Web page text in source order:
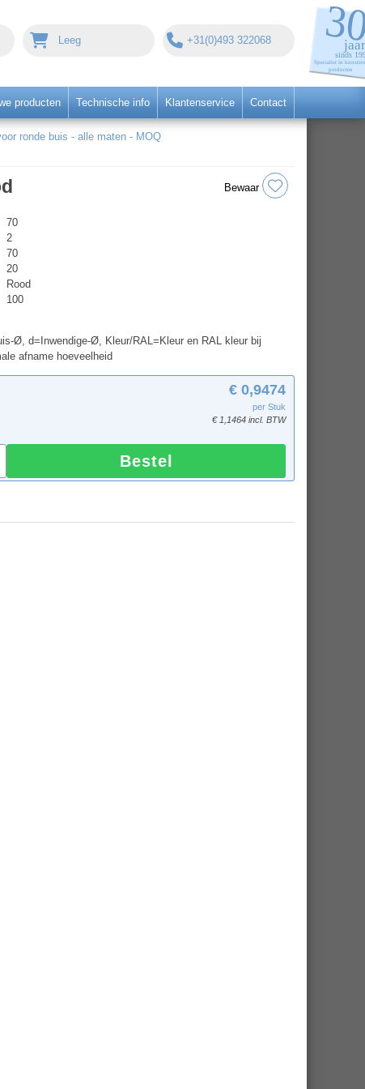
Leeg +31(0)493 322068
producten Technische info Klantenservice Contact
ronde buis - alle maten - MOQ
Bewaar
70
2
70
20
Rood
100
Ø, d=Inwendige-Ø, Kleur/RAL=Kleur en RAL kleur bij
afname hoeveelheid
€ 0,9474
per Stuk
€ 1,1464 incl. BTW
Bestel